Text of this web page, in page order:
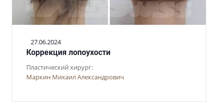
27.06.2024
Коррекция лопоухости
Пластический хирург:
Маркин Михаил Александрович